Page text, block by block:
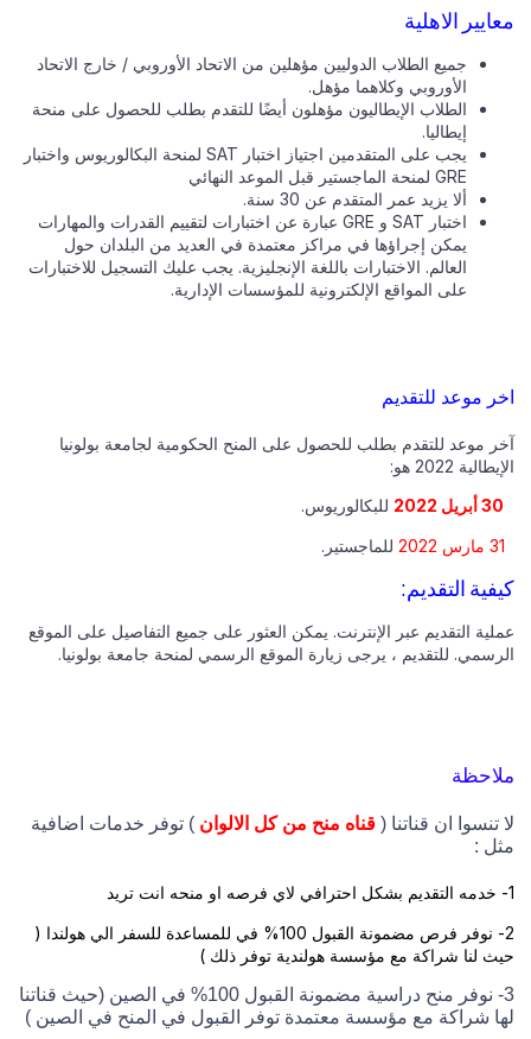
معايير الاهلية
جميع الطلاب الدوليين مؤهلين من الاتحاد الأوروبي / خارج الاتحاد
الأوروبي وكلاهما مؤهل.
الطلاب الإيطاليون مؤهلون أيضًا للتقدم بطلب للحصول على منحة
إيطاليا.
يجب على المتقدمين اجتياز اختبار SAT لمنحة البكالوريوس واختبار
GRE لمنحة الماجستير قبل الموعد النهائي
ألا يزيد عمر المتقدم عن 30 سنة.
اختبار SAT و GRE عبارة عن اختبارات لتقييم القدرات والمهارات
يمكن إجراؤها في مراكز معتمدة في العديد من البلدان حول
العالم. الاختبارات باللغة الإنجليزية. يجب عليك التسجيل للاختبارات
على المواقع الإلكترونية للمؤسسات الإدارية.
اخر موعد للتقديم
آخر موعد للتقدم بطلب للحصول على المنح الحكومية لجامعة بولونيا
الإيطالية 2022 هو:
للبكالوريوس.
31 مارس 2022
للماجستير.
كيفية التقديم:
عملية التقديم عبر الإنترنت. يمكن العثور على جميع التفاصيل على الموقع
الرسمي. للتقديم ، يرجى زيارة الموقع الرسمي لمنحة جامعة بولونيا.
ملاحظة
لا تنسوا ان قناتنا ( قناه منح من كل الالوان ) توفر خدمات اضافية
مثل :
1- خدمه التقديم بشكل احترافي لاي فرصه او منحه انت تريد
2- نوفر فرص مضمونة القبول 100% في للمساعدة للسفر الي هولندا (
حيث لنا شراكة مع مؤسسة هولندية توفر ذلك )
3- نوفر منح دراسية مضمونة القبول 100% في الصين (حيث قناتنا
لها شراكة مع مؤسسة معتمدة توفر القبول في المنح في الصين )